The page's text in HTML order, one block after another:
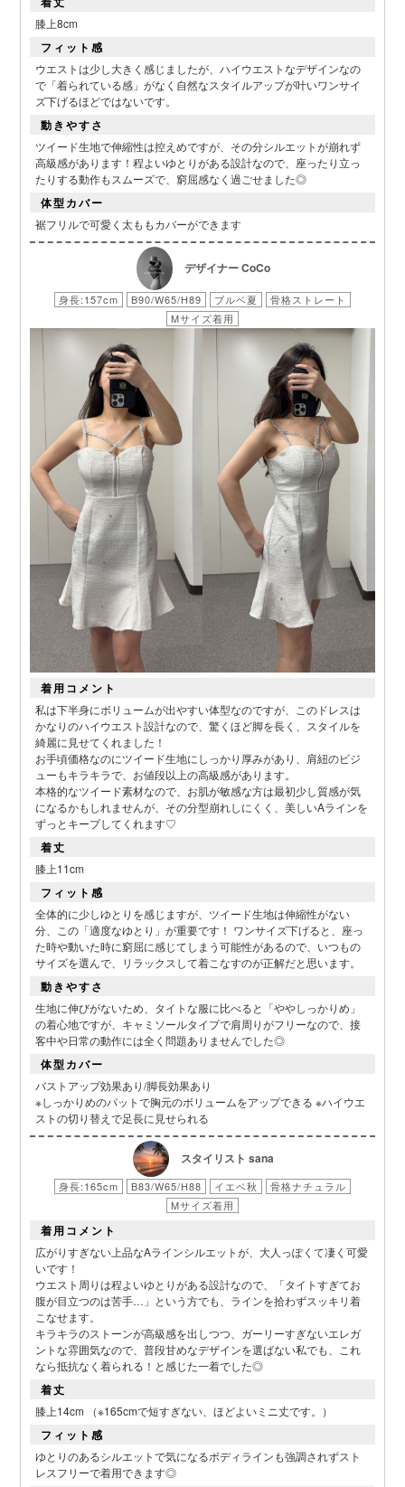
■スペック表
■カラーバリエーション
■デティール表
膝上8cm
フィット感
ウエストは少し大きく感じましたが、ハイウエストなデザインなの
で「着られている感」がなく自然なスタイルアップが叶いワンサイ
ズ下げるほどではないです。
動きやすさ
ツイード生地で伸縮性は控えめですが、その分シルエットが崩れず
高級感があります！程よいゆとりがある設計なので、座ったり立っ
たりする動作もスムーズで、窮屈感なく過ごせました◎
体型カバー
裾フリルで可愛く太ももカバーができます
デザイナー CoCo
身長:157cm B90/W65/H89 ブルベ夏
骨格ストレート
Mサイズ着用
着用コメント
私は下半身にボリュームが出やすい体型なのですが、このドレスは
かなりのハイウエスト設計なので、驚くほど脚を長く、スタイルを
綺麗に見せてくれました！
お手頃価格なのにツイード生地にしっかり厚みがあり、肩紐のビジ
ューもキラキラで、お値段以上の高級感があります。
本格的なツイード素材なので、お肌が敏感な方は最初少し質感が気
になるかもしれませんが、その分型崩れしにくく、美しいAラインを
ずっとキープしてくれます♡
着丈
膝上11cm
フィット感
全体的に少しゆとりを感じますが、ツイード生地は伸縮性がない
分、この「適度なゆとり」が重要です！ ワンサイズ下げると、座っ
た時や動いた時に窮屈に感じてしまう可能性があるので、いつもの
サイズを選んで、リラックスして着こなすのが正解だと思います。
動きやすさ
生地に伸びがないため、タイトな服に比べると「ややしっかりめ」
の着心地ですが、キャミソールタイプで肩周りがフリーなので、接
客中や日常の動作には全く問題ありませんでした◎
体型カバー
バストアップ効果あり/脚長効果あり
※しっかりめのパットで胸元のボリュームをアップできる ※ハイウエ
ストの切り替えで足長に見せられる
スタイリスト sana
身長:165cm B83/W65/H88 イエベ秋
骨格ナチュラル
Mサイズ着用
着用コメント
広がりすぎない上品なAラインシルエットが、大人っぽくて凄く可愛
いです！
ウエスト周りは程よいゆとりがある設計なので、「タイトすぎてお
腹が目立つのは苦手…」という方でも、ラインを拾わずスッキリ着
こなせます。
キラキラのストーンが高級感を出しつつ、ガーリーすぎないエレガ
ントな雰囲気なので、普段甘めなデザインを選ばない私でも、これ
なら抵抗なく着られる！と感じた一着でした◎
着丈
膝上14cm （※165cmで短すぎない、ほどよいミニ丈です。）
フィット感
ゆとりのあるシルエットで気になるボディラインも強調されずスト
レスフリーで着用できます◎